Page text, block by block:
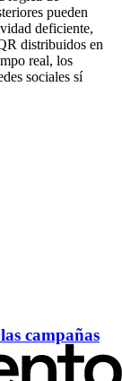
pueden
deficiente,
distribuidos en
real, los
sociales sí
campañas